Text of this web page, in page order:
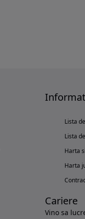
Lista
Lista
Harta
Harta
Cariere
Vino sa